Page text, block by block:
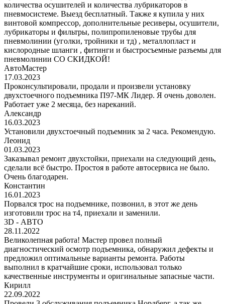
количества осушителей и количества лубрикаторов в
пневмосистеме. Выезд бесплатный. Также я купила у них
винтовой компрессор, дополнительные ресиверы, осушители,
лубрикаторы и фильтры, полипропиленовые трубы для
пневмолинии (уголки, тройники и тд) , металлопласт и
кислородные шланги , фитинги и быстросъемные разъемы для
пневмолинии СО СКИДКОЙ!
АвтоМастер
17.03.2023
Проконсультировали, продали и произвели установку
двухстоечного подъемника П97-МК Лидер. Я очень доволен.
Работает уже 2 месяца, без нареканий.
Александр
16.03.2023
Установили двухстоечный подъемник за 2 часа. Рекомендую.
Леонид
01.03.2023
Заказывал ремонт двухстойки, приехали на следующий день,
сделали всё быстро. Простоя в работе автосервиса не было.
Очень благодарен.
Константин
16.01.2023
Порвался трос на подъемнике, позвонил, в этот же день
изготовили трос на т4, приехали и заменили.
3D - АВТО
28.11.2022
Великолепная работа! Мастер провел полный
диагностический осмотр подъемника, обнаружил дефекты и
предложил оптимальные варианты ремонта. Работы
выполнил в кратчайшие сроки, использовал только
качественные инструменты и оригинальные запасные части.
Кирилл
22.09.2022